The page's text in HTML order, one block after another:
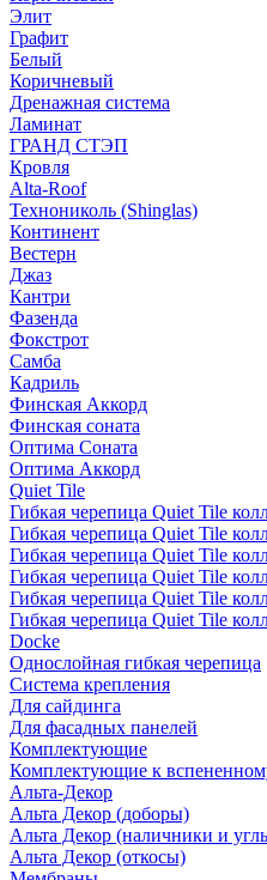
Элит
Графит
Белый
Коричневый
Дренажная система
Ламинат
ГРАНД СТЭП
Кровля
Alta-Roof
Технониколь (Shinglas)
Континент
Вестерн
Джаз
Кантри
Фазенда
Фокстрот
Самба
Кадриль
Финская Аккорд
Финская соната
Оптима Соната
Оптима Аккорд
Quiet Tile
Гибкая черепица Quiet Tile
Гибкая черепица Quiet Tile
Гибкая черепица Quiet Tile
Гибкая черепица Quiet Tile
Гибкая черепица Quiet Tile
Гибкая черепица Quiet Tile
Docke
Однослойная гибкая черепица
Система крепления
Для сайдинга
Для фасадных панелей
Комплектующие
Комплектующие к
Альта-Декор
Альта Декор (доборы)
Альта Декор (наличники и
Альта Декор (откосы)